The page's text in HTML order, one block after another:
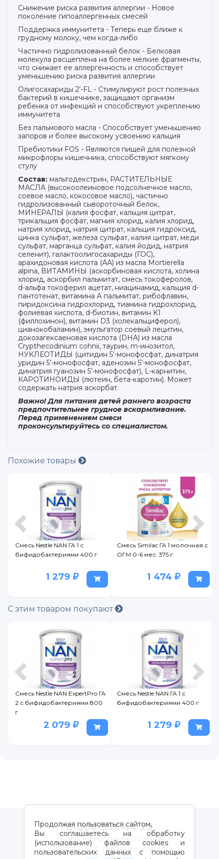
Cнижение риска развития аллергии - Новое
поколение гипоаллергенных смесей
Поддержка иммунитета - Теперь еще ближе к
грудному молоку, чем когда-либо
Частично гидролизованный белок - Белковая
молекула расщеплена на более мелкие фрагменты,
что снижает ее аллергенность и способствует
уменьшению риска развития аллергии
Олигосахариды 2'-FL - Стимулируют рост полезных
бактерий в кишечнике, защищают организм
ребенка от инфекций и способствуют укреплению
иммунитета
Без пальмового масла - Способствует уменьшению
запоров и более высокому усвоению кальция
Пребиотики FOS - Являются пищей для полезной
микрофлоры кишечника, способствуют мягкому
стулу
Состав: мальтодекстрин, РАСТИТЕЛЬНЫЕ
МАСЛА (высокоолеиновое подсолнечное масло,
соевое масло, кокосовое масло), частично
гидролизованный сывороточный белок,
МИНЕРАЛЫ (калия фосфат, кальция цитрат,
трикальция фосфат, магния хлорид, калия хлорид,
натрия хлорид, натрия цитрат, кальция гидроксид,
цинка сульфат, железа сульфат, калия цитрат, меди
сульфат, марганца сульфат, калия йодид, натрия
селенит), галактоолигосахариды (ГОС),
арахидоновая кислота (АА) из масла Mortierella
alpina, ВИТАМИНЫ (аскорбиновая кислота, холина
хлорид, аскорбил пальмитат, смесь токоферолов,
d-альфа токоферил ацетат, ниацинамид, кальция d-
пантотенат, витамина А пальмитат, рибофлавин,
пиридоксина гидрохлорид, тиамина гидрохлорид,
фолиевая кислота, d-биотин, витамин K1
(филлохинон), витамин D3 (холекальциферол),
цианокобаламин), эмульгатор соевый лецитин,
докозагексаеновая кислота (DHA) из масла
Crypthecodinium cohnii, таурин, m-инозитол,
НУКЛЕОТИДЫ (цитидин 5’-монофосфат, динатрия
уридин 5’-монофосфат, аденозин 5’-монофосфат,
динатрия гуанозин 5’-монофосфат), L-карнитин,
КАРОТИНОИДЫ (лютеин, бета-каротин). Может
содержать натрия аскорбат.
Важно! Для питания детей раннего возраста
предпочтительнее грудное вскармливание.
Перед применением смеси
проконсультируйтесь со специалистом.
Похожие товары
Смесь Nestle NAN ГА 1 с
бифидобактериями 400 г
1 279
Смесь Similac ГА 1 молочная с
ОГМ 0-6 мес. 375 г
1 474
С этим товаром покупают
Смесь Nestle NAN ExpertPro ГА
2 с бифидобактериями 800
г
2 079
Смесь Nestle NAN ГА 1 с
бифидобактериями 400 г
1 279
Продолжая пользоваться сайтом,
Вы соглашаетесь на обработку
(использование) файлов cookies и
пользовательских данных с помощью
8-800-333-44-22
Звонок по России бесплатный
с 9:00 до 21:00 (время московское)